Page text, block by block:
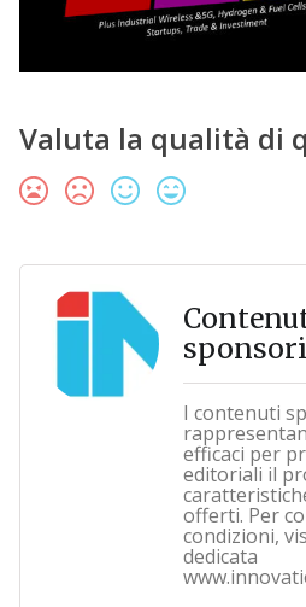
Valuta la qualità di
I contenuti
efficaci per
editoriali il
offerti. Per
condizioni,
dedicata